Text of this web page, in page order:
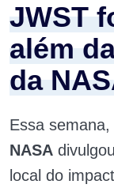
JWST
além
da
Essa
NASA
local do